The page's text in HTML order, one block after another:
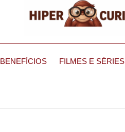
BENEFÍCIOS FILMES E SÉRIES